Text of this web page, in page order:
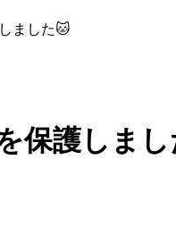
ました🐱
保護しま